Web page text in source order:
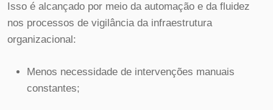
Isso é alcançado por meio da automação e da fluidez
nos processos de vigilância da infraestrutura
organizacional:
Menos necessidade de intervenções manuais
constantes;